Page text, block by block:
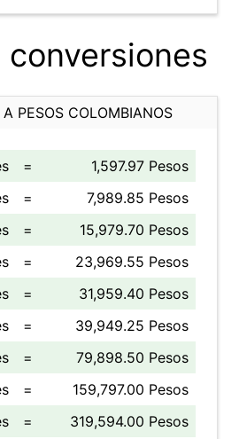
conversiones
PESOS COLOMBIANOS
=
1,597.97 Pesos
=
7,989.85 Pesos
=
15,979.70 Pesos
=
23,969.55 Pesos
=
31,959.40 Pesos
=
39,949.25 Pesos
=
79,898.50 Pesos
=
159,797.00 Pesos
=
319,594.00 Pesos